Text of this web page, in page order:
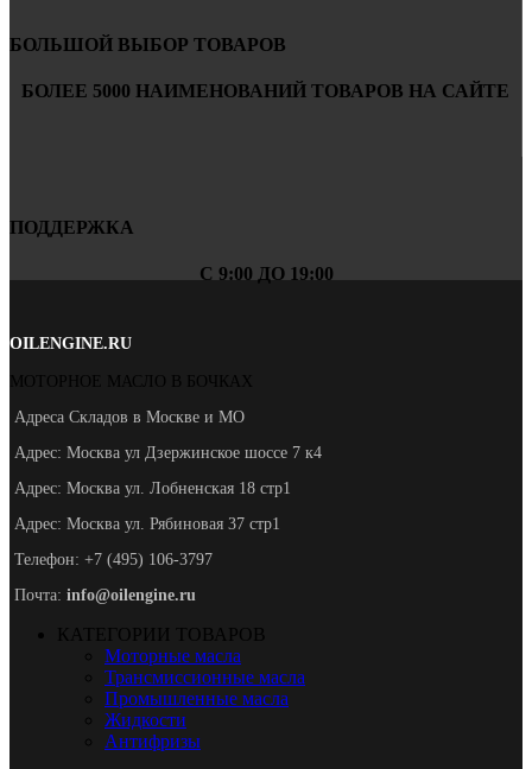
БОЛЬШОЙ ВЫБОР ТОВАРОВ
БОЛЕЕ 5000 НАИМЕНОВАНИЙ ТОВАРОВ НА САЙТЕ
ПОДДЕРЖКА
С 9:00 ДО 19:00
OILENGINE.RU
МОТОРНОЕ МАСЛО В БОЧКАХ
Адреса Складов в Москве и МО
Адрес: Москва ул Дзержинское шоссе 7 к4
Адрес: Москва ул. Лобненская 18 стр1
Адрес: Москва ул. Рябиновая 37 стр1
Телефон: +7 (495) 106-3797
Почта: info@oilengine.ru
КАТЕГОРИИ ТОВАРОВ
Моторные масла
Трансмиссионные масла
Промышленные масла
Жидкости
Антифризы